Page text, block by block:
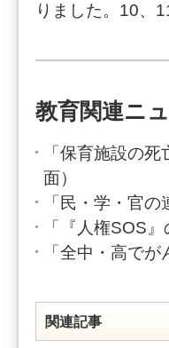
りました。10、
教育関連ニ
「保育施設の
面）
「民・学・官
「『人権SOS
「全中・高で
関連記事